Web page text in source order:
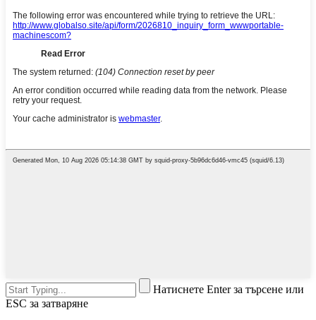
Натиснете Enter за търсене или
ESC за затваряне